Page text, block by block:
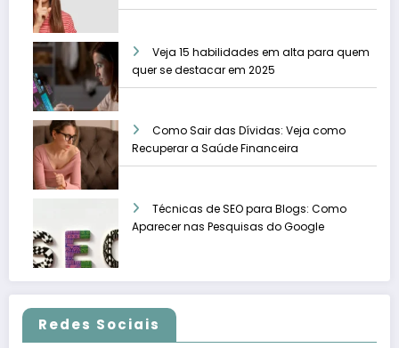
Veja 15 habilidades em alta para quem
quer se destacar em 2025
Como Sair das Dívidas: Veja como
Recuperar a Saúde Financeira
Técnicas de SEO para Blogs: Como
Aparecer nas Pesquisas do Google
Redes Sociais